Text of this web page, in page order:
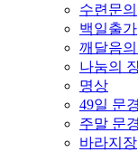
수련문의
백일출가
깨달음
나눔의
명상
49일 문
주말 문
바라지장